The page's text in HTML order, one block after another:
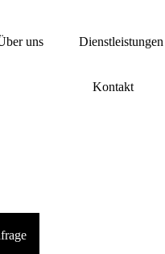
uns Dienstleistungen
Kontakt